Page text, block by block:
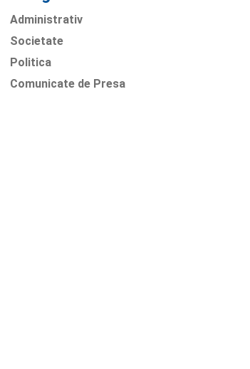
Administrativ
Societate
Politica
Comunicate de Presa